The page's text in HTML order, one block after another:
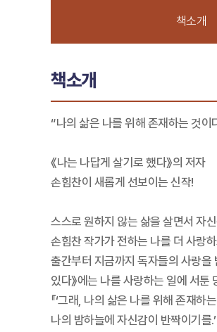
책소개
책소개
“나의 삶은 나를 위해 존재하는 것
《나는 나답게 살기로 했다》의 저자
손힘찬이 새롭게 선보이는 신작!
스스로 원하지 않는 삶을 살면서 자
손힘찬 작가가 전하는 나를 더 사랑
출간부터 지금까지 독자들의 사랑을
있다》에는 나를 사랑하는 일에 서
『‘그래, 나의 삶은 나를 위해 존재하
나의 밤하늘에 자신감이 반짝이기를.’